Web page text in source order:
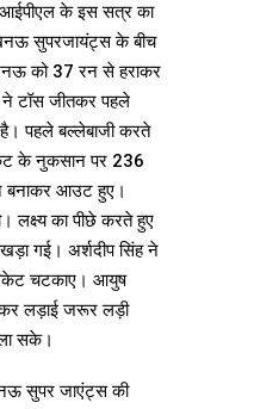
आईपीएल के इस सत्र का
सुपरजायंट्स के बीच
को 37 रन से हराकर
टॉस जीतकर पहले
पहले बल्लेबाजी करते
के नुकसान पर 236
बनाकर आउट हुए।
लक्ष्य का पीछे करते हुए
गई। अर्शदीप सिंह ने
चटकाए। आयुष
लड़ाई जरूर लड़ी
सके।
सुपर जाएंट्स की